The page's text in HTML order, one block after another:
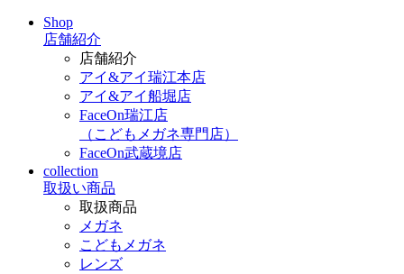
Shop
店舗紹介
店舗紹介
アイ&アイ瑞江本店
アイ&アイ船堀店
FaceOn瑞江店
（こどもメガネ専門店）
FaceOn武蔵境店
collection
取扱い商品
取扱商品
メガネ
こどもメガネ
レンズ